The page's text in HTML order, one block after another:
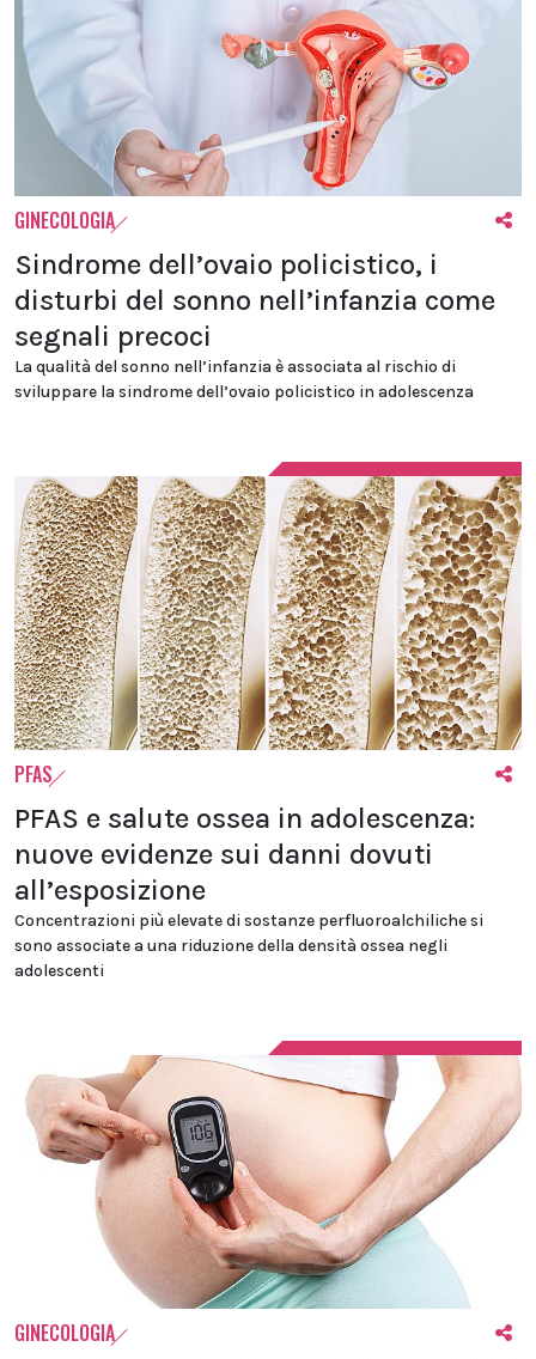
GINECOLOGIA
Sindrome dell’ovaio policistico, i
disturbi del sonno nell’infanzia come
segnali precoci
La qualità del sonno nell’infanzia è associata al rischio di
sviluppare la sindrome dell’ovaio policistico in adolescenza
PFAS
PFAS e salute ossea in adolescenza:
nuove evidenze sui danni dovuti
all’esposizione
Concentrazioni più elevate di sostanze perfluoroalchiliche si
sono associate a una riduzione della densità ossea negli
adolescenti
GINECOLOGIA